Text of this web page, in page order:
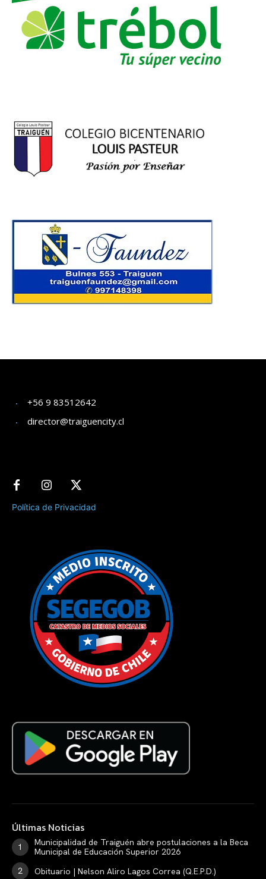
+56 9 83512642
director@traiguencity.cl
Política de Privacidad
Últimas Noticias
Municipalidad de Traiguén abre postulaciones a la Beca
Municipal de Educación Superior 2026
Obituario | Nelson Aliro Lagos Correa (Q.E.P.D.)